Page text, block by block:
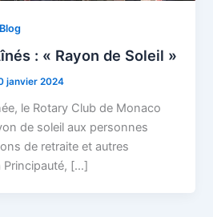
Blog
: « Rayon de Soleil »
janvier 2024
le Rotary Club de Monaco
de soleil aux personnes
de retraite et autres
Principauté, […]